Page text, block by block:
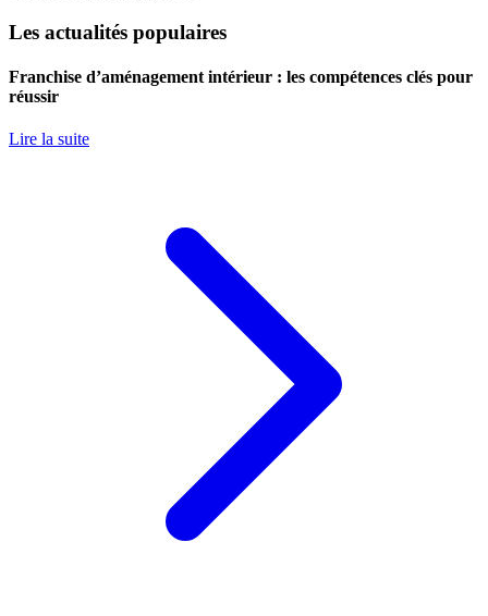
Les actualités populaires
Franchise d’aménagement intérieur : les compétences clés pour
réussir
Lire la suite